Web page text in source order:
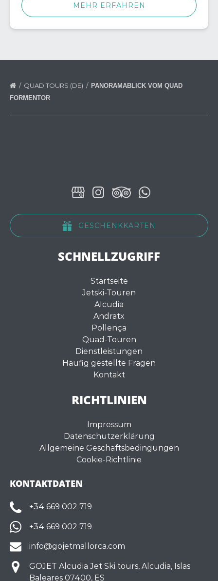
MEHR ERFAHREN
QUAD TOURS (DE)
PANORAMABLICK VOM QUAD
FORMENTOR
GESCHENKKARTEN
SCHNELLZUGRIFF
Startseite
Jetski-Touren
Alcudia
Andratx
Pollença
Quad-Touren
Dienstleistungen
Häufig gestellte Fragen
Kontakt
RICHTLINIEN
Impressum
Datenschutzerklärung
Allgemeine Geschäftsbedingungen
Cookie-Richtlinie
KONTAKTDATEN
+34 669 002 719
+34 669 002 719
info@gojetmallorca.com
GOJET Alcudia Jet Ski tours, Alcudia, Islas
Baleares 07400, ES